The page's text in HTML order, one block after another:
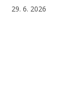
29. 6. 2026